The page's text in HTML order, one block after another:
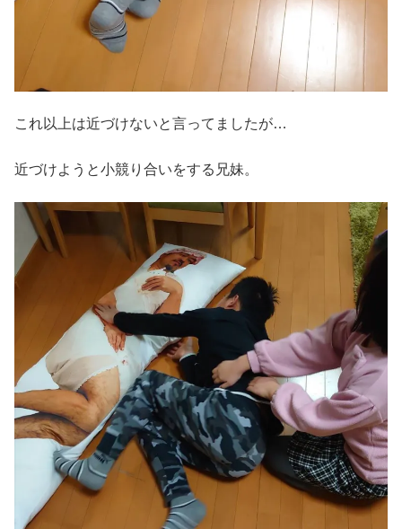
これ以上は近づけないと言ってましたが…
近づけようと小競り合いをする兄妹。